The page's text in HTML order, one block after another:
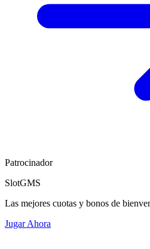
Patrocinador
SlotGMS
Las mejores cuotas y bonos de
Jugar Ahora